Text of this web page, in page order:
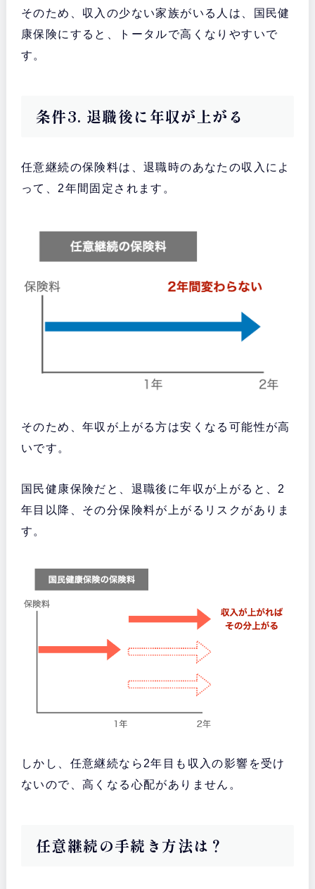
そのため、収入の少ない家族がいる人は、国民健
康保険にすると、トータルで高くなりやすいで
す。
条件3. 退職後に年収が上がる
任意継続の保険料は、退職時のあなたの収入によ
って、2年間固定されます。
そのため、年収が上がる方は安くなる可能性が高
いです。
国民健康保険だと、退職後に年収が上がると、2
年目以降、その分保険料が上がるリスクがありま
す。
しかし、任意継続なら2年目も収入の影響を受け
ないので、高くなる心配がありません。
任意継続の手続き方法は？